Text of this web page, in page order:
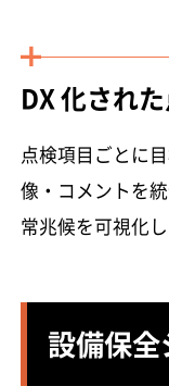
DX 化され
点検項目ごとに
像・コメントを
常兆候を可視化し
設備保